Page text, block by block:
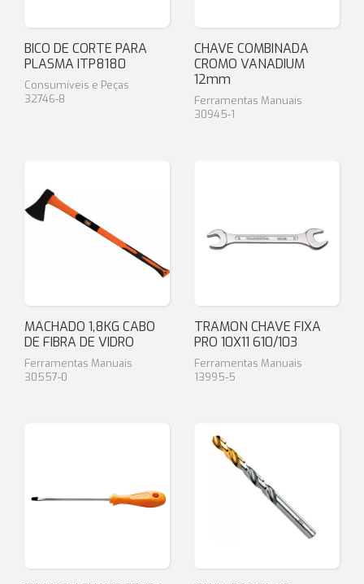
BICO DE CORTE PARA
PLASMA ITP8180
Consumíveis e Peças
32746-8
CHAVE COMBINADA
CROMO VANADIUM
12mm
Ferramentas Manuais
30945-1
MACHADO 1,8KG CABO
DE FIBRA DE VIDRO
Ferramentas Manuais
30557-0
TRAMON CHAVE FIXA
PRO 10X11 610/103
Ferramentas Manuais
13995-5